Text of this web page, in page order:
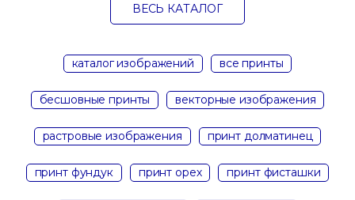
ВЕСЬ КАТАЛОГ
каталог изображений все принты
бесшовные принты векторные изображения
растровые изображения принт долматинец
принт фундук принт орех принт фисташки